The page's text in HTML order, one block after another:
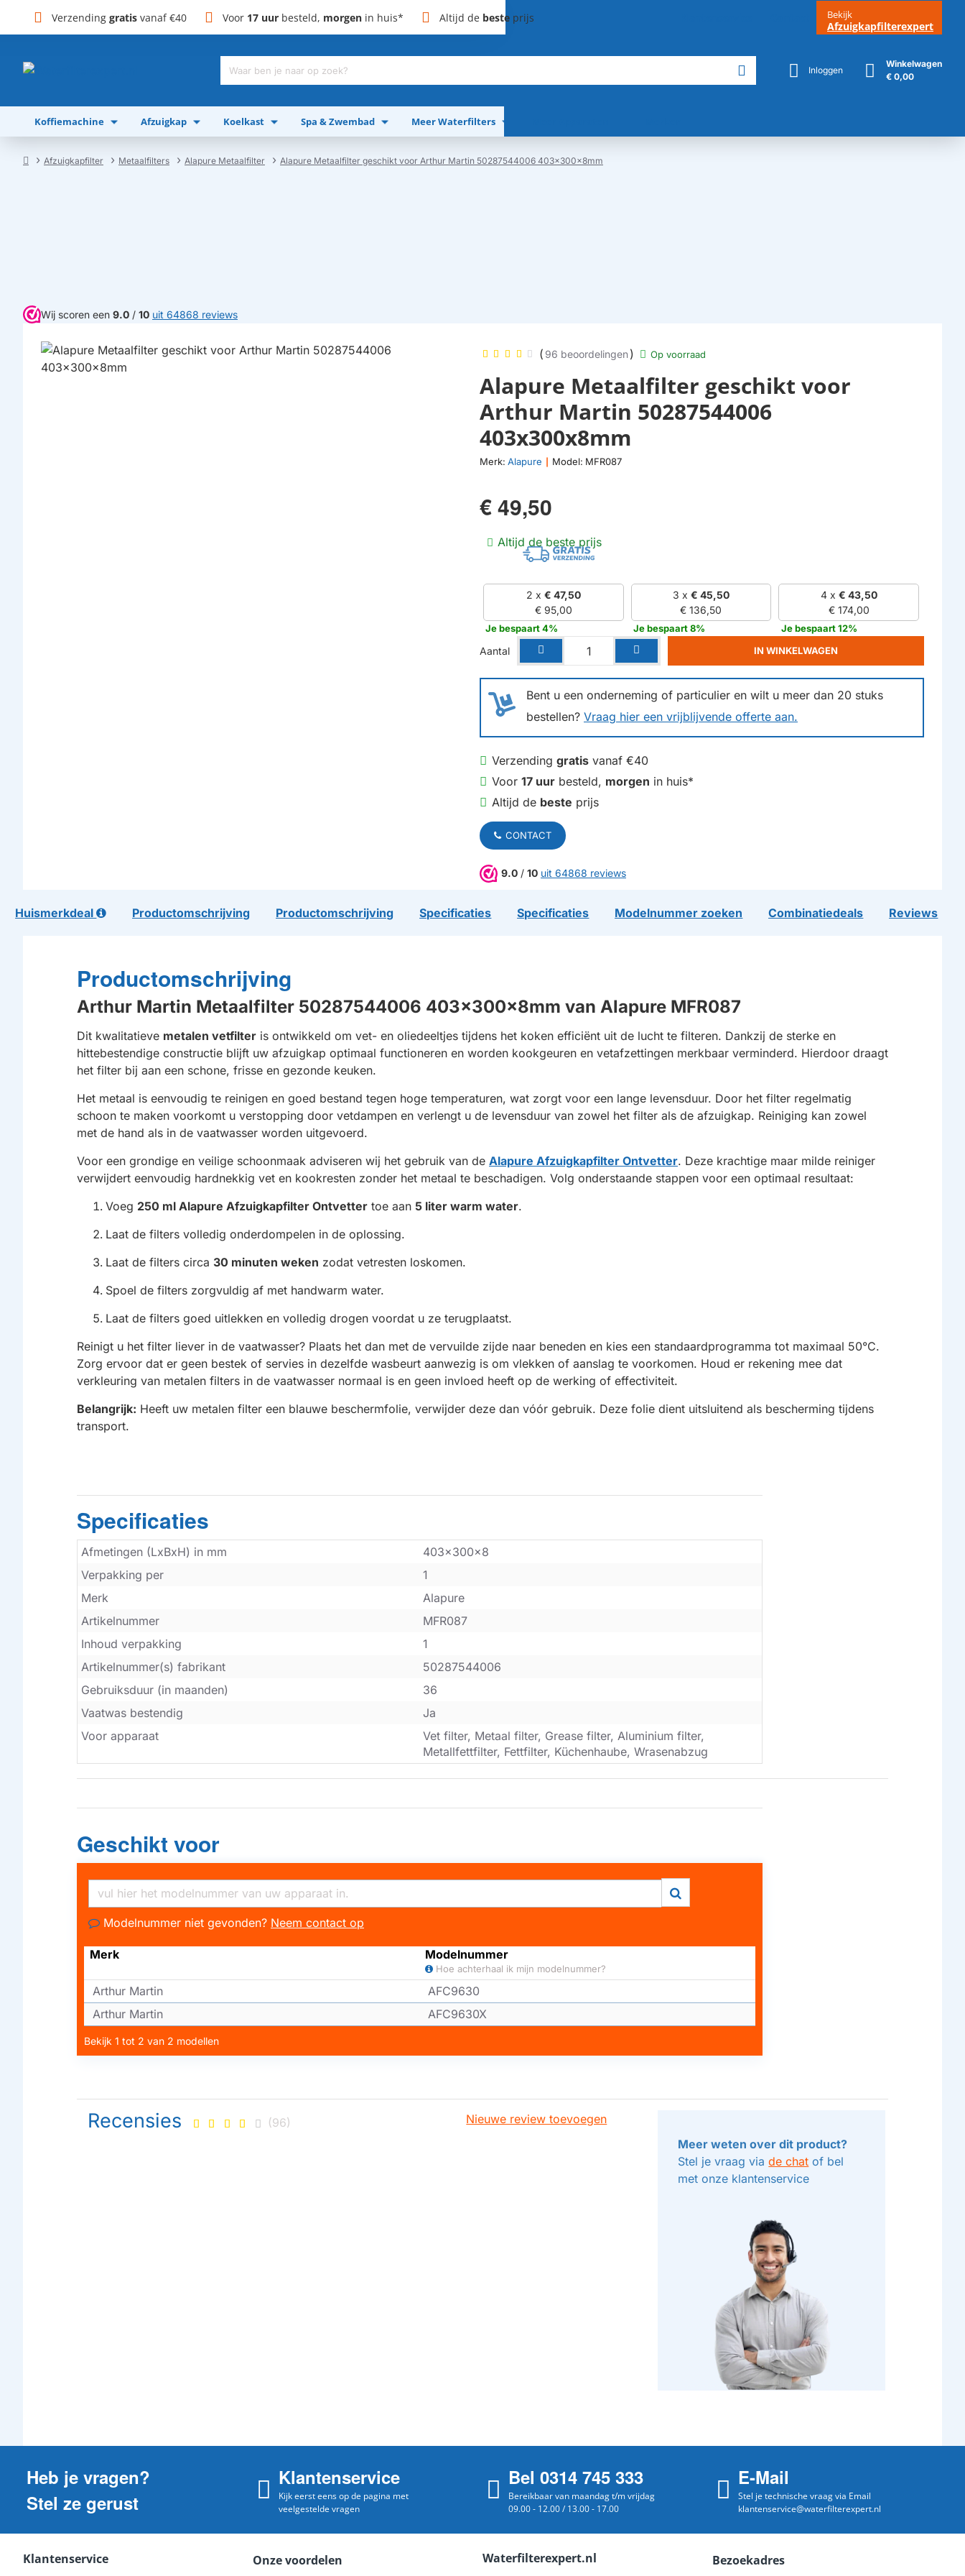
Verzending gratis vanaf €40 Voor 17 uur besteld, morgen in huis* Altijd de beste prijs Bekijk
Afzuigkapfilterexpert
Waar
je
naar
op
Inloggen
Winkelwagen
€ 0,00
Koffiemachine Afzuigkap Koelkast Spa & Zwembad Meer Waterfilters
Afzuigkapfilter Metaalfilters Alapure Metaalfilter Alapure Metaalfilter geschikt voor Arthur Martin 50287544006 403x300x8mm
Wij scoren een 9.0 / 10 uit 64868 reviews
Alapure Metaalfilter geschikt voor
Arthur Martin 50287544006
403x300x8mm
Merk: Alapure Model: MFR087
( 96 beoordelingen) Op voorraad
€ 49,50
Altijd de beste prijs
2 x € 47,50
€ 95,00
Je bespaart 4%
3 x € 45,50
€ 136,50
Je bespaart 8%
4 x € 43,50
€ 174,00
Je bespaart 12%
Bent u een onderneming of particulier en wilt u meer dan 20 stuks
bestellen? Vraag hier een vrijblijvende offerte aan.
Aantal IN WINKELWAGEN
Verzending gratis vanaf €40
Voor 17 uur besteld, morgen in huis*
Altijd de beste prijs
CONTACT
9.0 / 10 uit 64868 reviews
Huismerkdeal Productomschrijving Productomschrijving Specificaties Specificaties Modelnummer zoeken Combinatiedeals Reviews
Productomschrijving
Arthur Martin Metaalfilter 50287544006 403x300x8mm van Alapure MFR087
Dit kwalitatieve metalen vetfilter is ontwikkeld om vet- en oliedeeltjes tijdens het koken efficiënt uit de lucht te filteren. Dankzij de sterke en
hittebestendige constructie blijft uw afzuigkap optimaal functioneren en worden kookgeuren en vetafzettingen merkbaar verminderd. Hierdoor draagt
het filter bij aan een schone, frisse en gezonde keuken.
Het metaal is eenvoudig te reinigen en goed bestand tegen hoge temperaturen, wat zorgt voor een lange levensduur. Door het filter regelmatig
schoon te maken voorkomt u verstopping door vetdampen en verlengt u de levensduur van zowel het filter als de afzuigkap. Reiniging kan zowel
met de hand als in de vaatwasser worden uitgevoerd.
Voor een grondige en veilige schoonmaak adviseren wij het gebruik van de Alapure Afzuigkapfilter Ontvetter. Deze krachtige maar milde reiniger
verwijdert eenvoudig hardnekkig vet en kookresten zonder het metaal te beschadigen. Volg onderstaande stappen voor een optimaal resultaat:
Voeg 250 ml Alapure Afzuigkapfilter Ontvetter toe aan 5 liter warm water.
Laat de filters volledig onderdompelen in de oplossing.
Laat de filters circa 30 minuten weken zodat vetresten loskomen.
Spoel de filters zorgvuldig af met handwarm water.
Laat de filters goed uitlekken en volledig drogen voordat u ze terugplaatst.
Reinigt u het filter liever in de vaatwasser? Plaats het dan met de vervuilde zijde naar beneden en kies een standaardprogramma tot maximaal 50°C.
Zorg ervoor dat er geen bestek of servies in dezelfde wasbeurt aanwezig is om vlekken of aanslag te voorkomen. Houd er rekening mee dat
verkleuring van metalen filters in de vaatwasser normaal is en geen invloed heeft op de werking of effectiviteit.
Belangrijk: Heeft uw metalen filter een blauwe beschermfolie, verwijder deze dan vóór gebruik. Deze folie dient uitsluitend als bescherming tijdens
transport.
Specificaties
Afmetingen (LxBxH) in mm
403x300x8
Verpakking per
1
Merk
Alapure
Artikelnummer
MFR087
Inhoud verpakking
1
Artikelnummer(s) fabrikant
50287544006
Gebruiksduur (in maanden)
36
Vaatwas bestendig
Ja
Voor apparaat
Vet filter, Metaal filter, Grease filter, Aluminium filter,
Metallfettfilter, Fettfilter, Küchenhaube, Wrasenabzug
Geschikt voor
Modelnummer niet gevonden? Neem contact op
Merk Modelnummer
Hoe achterhaal ik mijn modelnummer?
Arthur Martin
AFC9630
Arthur Martin
AFC9630X
Bekijk 1 tot 2 van 2 modellen
Recensies (96)
Nieuwe review toevoegen
Meer weten over dit product?
Stel je vraag viade chat of bel
met onze klantenservice
Heb je vragen?
Stel ze gerust
Klantenservice
Kijk eerst eens op de pagina met
veelgestelde vragen
Bel 0314 745 333
Bereikbaar van maandag t/m vrijdag
09.00 - 12.00 / 13.00 - 17.00
E-Mail
Stel je technische vraag via Email
klantenservice@waterfilterexpert.nl
Klantenservice Onze voordelen Waterfilterexpert.nl Bezoekadres